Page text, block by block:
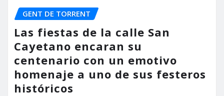
GENT DE TORRENT
Las fiestas de la calle San
Cayetano encaran su
centenario con un emotivo
homenaje a uno de sus festeros
históricos